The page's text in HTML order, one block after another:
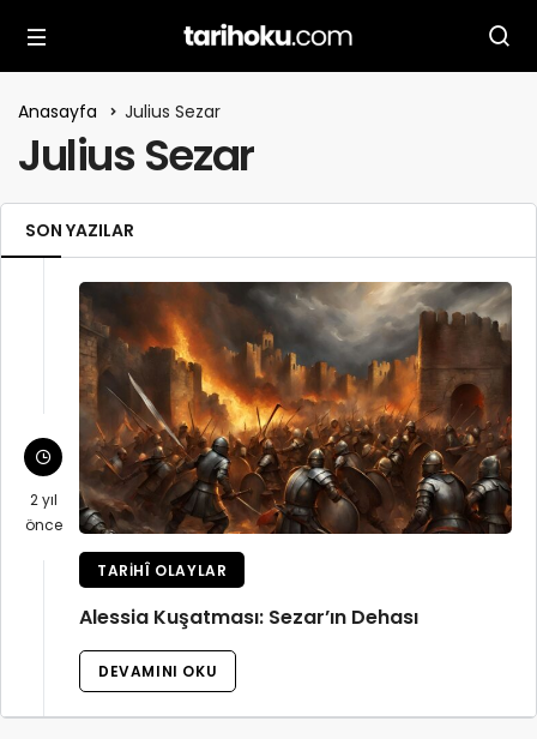
Anasayfa Julius Sezar
Julius Sezar
SON YAZILAR
2 yıl
önce
TARIHÎ OLAYLAR
Alessia Kuşatması: Sezar’ın Dehası
DEVAMINI OKU